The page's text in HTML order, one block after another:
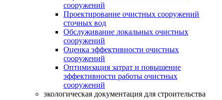
сооружений
Проектирование очистных сооружений
сточных вод
Обслуживание локальных очистных
сооружений
Оценка эффективности очистных
сооружений
Оптимизация затрат и повышение
эффективности работы очистных
сооружений
экологическая документация для строительства